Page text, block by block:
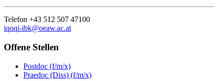
Telefon +43 512 507 47100
iqoqi-ibk@oeaw.ac.at
Offene Stellen
Postdoc (f/m/x)
Praedoc (Diss) (f/m/x)